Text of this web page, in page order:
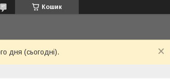
Кошик
дня (сьогодні).